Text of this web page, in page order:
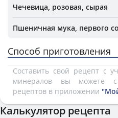
Чечевица, розовая, сырая
Пшеничная мука, первого
Способ приготовления
Составить свой рецепт с
минералов вы можете с
рецептов в приложении
Калькулятор рецепта